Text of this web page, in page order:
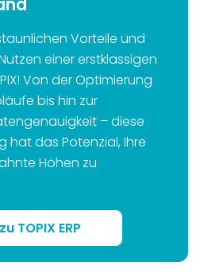
Vorteile und
einer erstklassigen
Von der Optimierung
bis hin zur
– diese
hat das Potenzial, Ihre
Höhen zu
TOPIX ERP